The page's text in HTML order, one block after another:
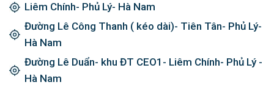
Liêm Chính- Phủ Lý- Hà Nam
Đường Lê Công Thanh ( kéo dài)- Tiên Tân- Phủ Lý-
Hà Nam
Đường Lê Duẩn- khu ĐT CEO1- Liêm Chính- Phủ Lý -
Hà Nam